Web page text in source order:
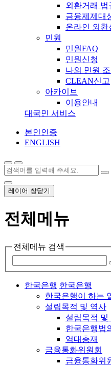
외환거래 법
금융제제대
온라인 외환
민원
민원FAQ
민원신청
나의 민원 조
CLEAN신고
아카이브
이용안내
대국민 서비스
본인인증
ENGLISH
레이어 창닫기
전체메뉴
전체메뉴 검색
한국은행 한국은행
한국은행이 하는
설립목적 및 역사
설립목적 및
한국은행법
역대총재
금융통화위원회
금융통화위